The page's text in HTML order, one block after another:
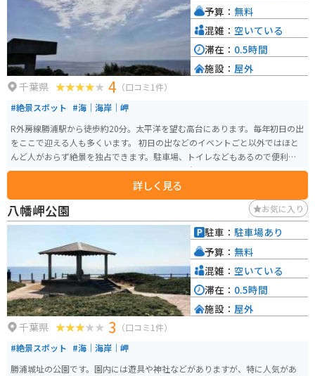
千葉県 4 （口コミ1件）
#絶景スポット #海｜海岸｜岬
R外房線勝浦駅から徒歩約20分。太平洋を望む高台にあります。毎年初日の出
をここで迎える人も多くいます。 初日の出などのイベントごと以外ではほと
んど人がおらず絶景を独占できます。駐車場、トイレなどもあるので便利で
す。行くまでの道が少し狭くなっているので注意が必要です。 明治2年（186
9）に熊本藩の兵士たちが北海道の函館の五稜郭へと向かっていた米国の汽船
が、勝浦川津沖で暴風雨により難破し、200人以上が亡くなる悲劇が発生しま
した。この兵士たちが乗っていた船は、維新政府によって旧幕府の鎮圧を命
じられていた津軽藩が平定できない状況の中、援軍としての要請を受けた熊
本藩が派遣したものでした。この事故の犠牲者たちを供養するために、地元
の川津の住民によって「官軍塚」が建立され、その場所には記念碑も設置さ
れています。 現在、官軍塚は美しい太平洋の眺望を持つ展望台となってお
り、河津桜の名所としても知られ、絶景と桜の花を楽しむことができます。
この地は悲しい歴史の背景を持ちながらも、自然の美しさとともにその歴史
を伝え続けています。
詳しく見る
予算： 無料
混雑： 空いている
滞在： 0.5時間
施設： 屋外
八幡岬公園 お気に入り
千葉県 3 （口コミ1件）
#絶景スポット #海｜海岸｜岬
勝浦城址の公園です。園内には遊具や神社などがありますが、特に人気があ
駐車： 駐車場あり
予算： 無料
混雑： 空いている
滞在： 0.5時間
施設： 屋外